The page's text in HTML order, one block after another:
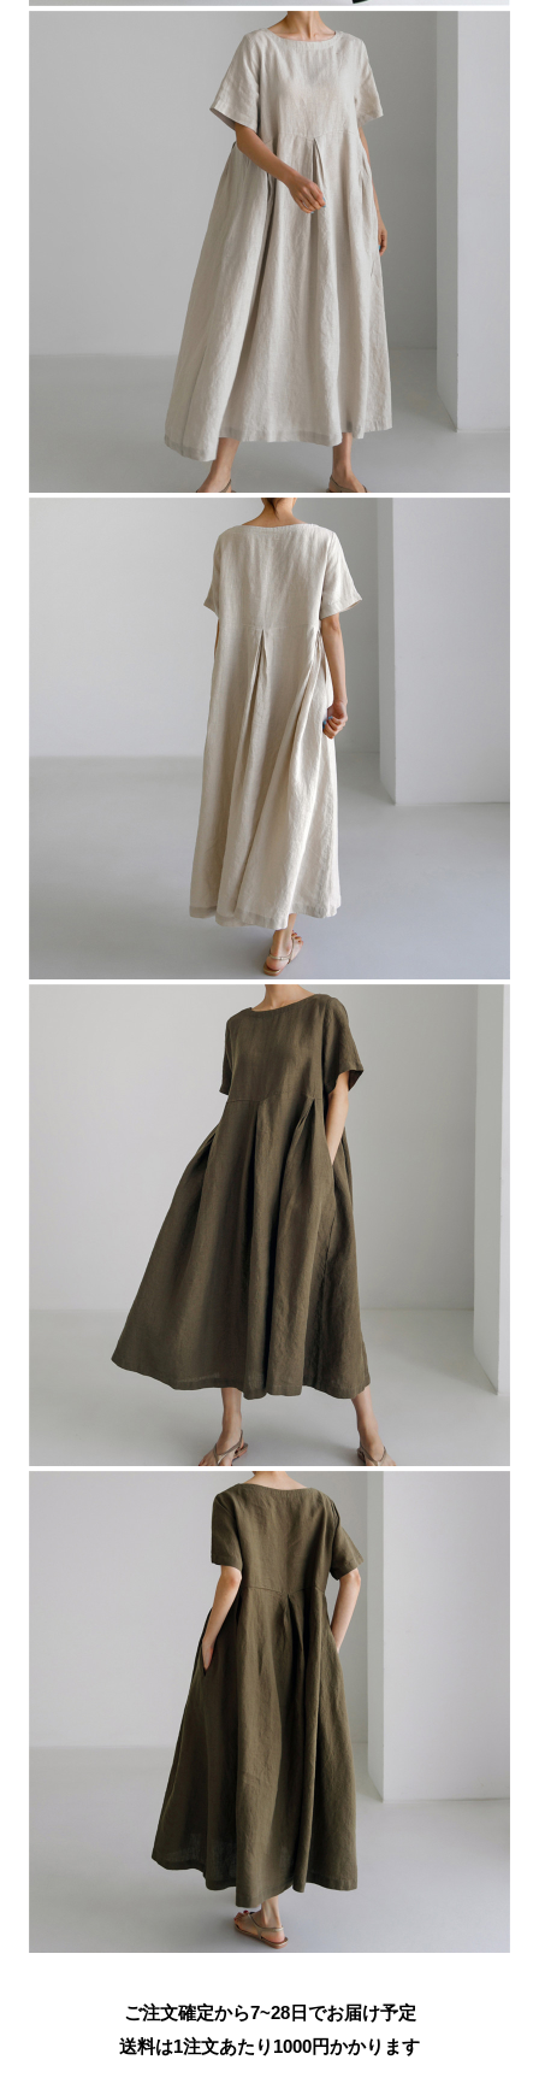
ご注文確定から7~28日でお届け予定
送料は1注文あたり 1000円かかります